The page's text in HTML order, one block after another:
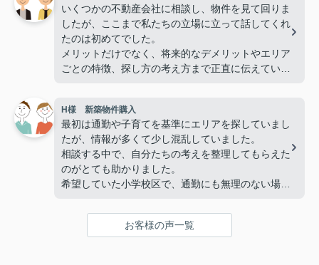
いくつかの不動産会社に相談し、物件を見て回りま
したが、ここまで私たちの立場に立って話してくれ
たのは初めてでした。
メリットだけでなく、将来的なデメリットやエリア
ごとの特徴、探し方の考え方まで正直に伝えていた
が、今は「この選択で良かった」と心から思えてい
ます。
H様 新築物件購入
最初は通勤や子育てを基準にエリアを探していまし
たが、情報が多くて少し混乱していました。
相談する中で、自分たちの考えを整理してもらえた
のがとても助かりました。
希望していた小学校区で、通勤にも無理のない場所
できました。本当にありがとうございました。
お客様の声一覧